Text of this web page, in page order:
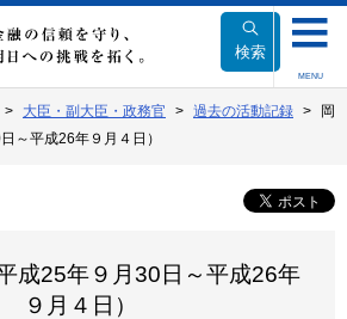
検索
MENU
大臣・副大臣・政務官 過去の活動記録
岡
～平成26年９月４日）
成25年９月30日～平成26年
９月４日）